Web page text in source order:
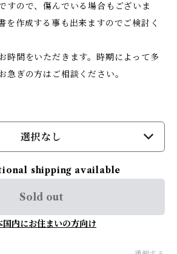
すので、傷んでいる場合もございま
を作成する事も出来ますのでご検討く
時間をいただきます。時期によって多
急ぎの方はご相談ください。
選択なし
shipping available
Sold out
国内にお住まいの方向け